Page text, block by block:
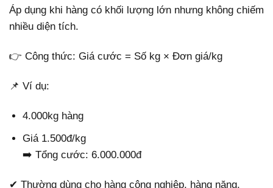
Áp dụng khi hàng có khối lượng lớn nhưng không chiếm
nhiều diện tích.
👉 Công thức: Giá cước = Số kg × Đơn giá/kg
📌 Ví dụ:
4.000kg hàng
Giá 1.500đ/kg
➡️ Tổng cước: 6.000.000đ
✔ Thường dùng cho hàng công nghiệp, hàng nặng.